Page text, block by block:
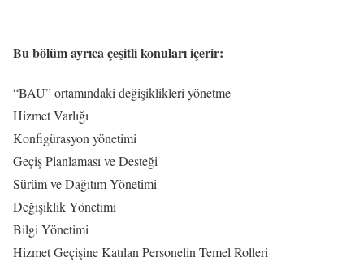
Bu bölüm ayrıca çeşitli konuları içerir:
“BAU” ortamındaki değişiklikleri yönetme
Hizmet Varlığı
Konfigürasyon yönetimi
Geçiş Planlaması ve Desteği
Sürüm ve Dağıtım Yönetimi
Değişiklik Yönetimi
Bilgi Yönetimi
Hizmet Geçişine Katılan Personelin Temel Rolleri